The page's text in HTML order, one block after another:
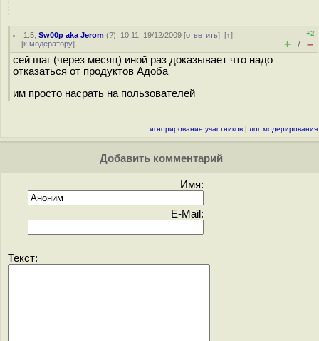
1.5 ,Sw00p aka Jerom (?), 10:11, 19/12/2009 [ответить][↑]
[к модератору]
+2
+ / –
сей шаг (через месяц) иной раз доказывает что надо
отказаться от продуктов Адоба
им просто насрать на пользователей
игнорирование участников | лог модерирования
Добавить комментарий
Имя:
E-Mail:
Текст: